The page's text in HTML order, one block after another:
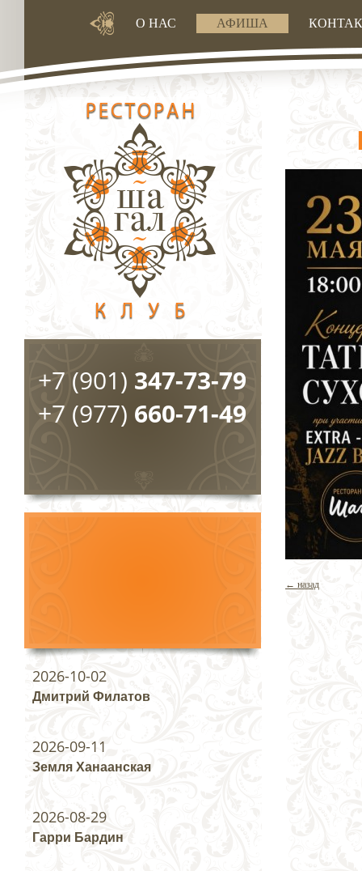
О НАС АФИША
← назад
+7 (901) 347-73-79
+7 (977) 660-71-49
2026-10-02
Дмитрий Филатов
2026-09-11
Земля Ханаанская
2026-08-29
Гарри Бардин